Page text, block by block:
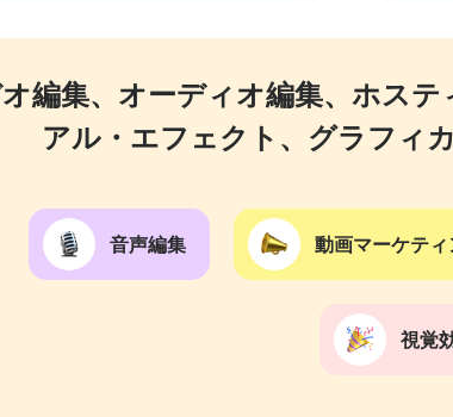
編集、オーディオ編集、ホス
アル・エフェクト、グラフィ
音声編集 動画マーケテ
視覚